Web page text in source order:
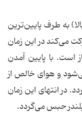
به طرف پایین‌ترین
می‌کند در این زمان
است. با پایین آمدن
و هوای خالص از
در انتهای این زمان
حبس می‌گردد.